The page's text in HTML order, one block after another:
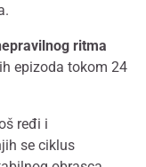
ritma
epizoda tokom 24
ređi i
se ciklus